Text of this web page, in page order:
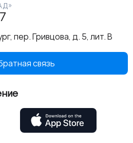
пер. Гривцова, д. 5, лит. В
связь